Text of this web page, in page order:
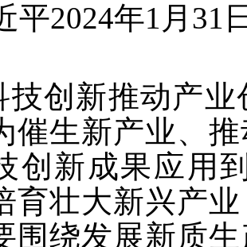
平2024年1月31
技创新推动产
催生新产业、
创新成果应用
育壮大新兴产
围绕发展新质